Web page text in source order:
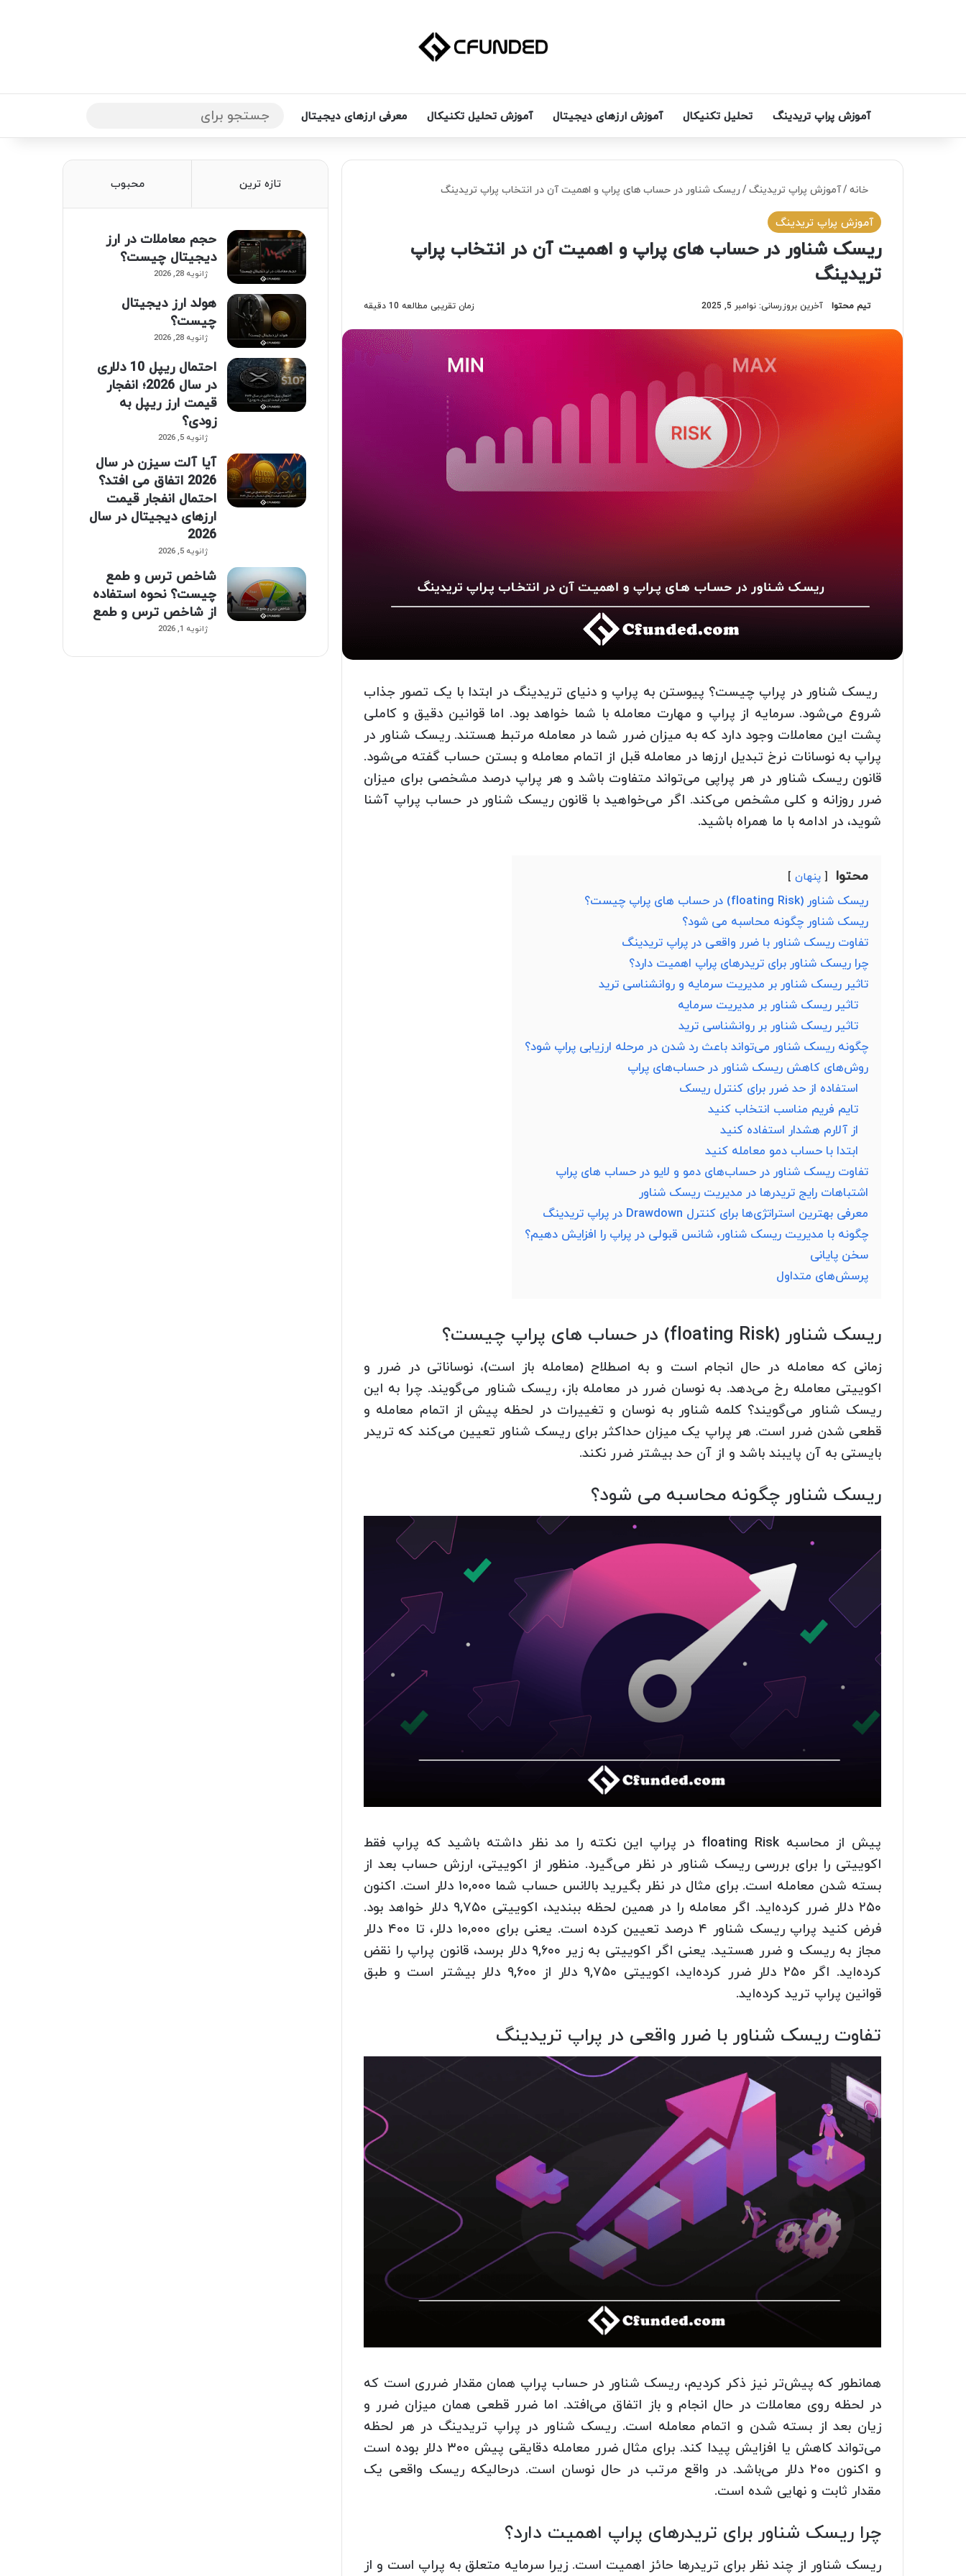
آموزش پراپ تریدینگ تحلیل تکنیکال آموزش ارزهای دیجیتال آموزش تحلیل تکنیکال معرفی ارزهای دیجیتال
برای
خانه/آموزش پراپ تریدینگ/ریسک شناور در حساب‌ های پراپ و اهمیت آن در انتخاب پراپ تریدینگ
آموزش پراپ تریدینگ
ریسک شناور در حساب‌ های پراپ و اهمیت آن در انتخاب پراپ
تریدینگ
تیم محتوا آخرین بروزرسانی: نوامبر 5, 2025 زمان تقریبی مطالعه 10 دقیقه
ریسک شناور در پراپ چیست؟ پیوستن به پراپ و دنیای تریدینگ در ابتدا با یک تصور جذاب
شروع می‌شود. سرمایه از پراپ و مهارت معامله با شما خواهد بود. اما قوانین دقیق و کاملی
پشت این معاملات وجود دارد که به میزان ضرر شما در معامله مرتبط هستند. ریسک شناور در
پراپ به نوسانات نرخ تبدیل ارزها در معامله قبل از اتمام معامله و بستن حساب گفته می‌شود.
قانون ریسک شناور در هر پراپی می‌تواند متفاوت باشد و هر پراپ درصد مشخصی برای میزان
ضرر روزانه و کلی مشخص می‌کند. اگر می‌خواهید با قانون ریسک شناور در حساب پراپ آشنا
شوید، در ادامه با ما همراه باشید.
محتوا پنهان
ریسک شناور (floating Risk) در حساب های پراپ چیست؟
ریسک شناور چگونه محاسبه می شود؟
تفاوت ریسک شناور با ضرر واقعی در پراپ تریدینگ
چرا ریسک شناور برای تریدرهای پراپ اهمیت دارد؟
تاثیر ریسک شناور بر مدیریت سرمایه و روانشناسی ترید
تاثیر ریسک شناور بر مدیریت سرمایه
تاثیر ریسک شناور بر روانشناسی ترید
چگونه ریسک شناور می‌تواند باعث رد شدن در مرحله ارزیابی پراپ شود؟
روش‌های کاهش ریسک شناور در حساب‌های پراپ
استفاده از حد ضرر برای کنترل ریسک
تایم فریم مناسب انتخاب کنید
از آلارم هشدار استفاده کنید
ابتدا با حساب دمو معامله کنید
تفاوت ریسک شناور در حساب‌های دمو و لایو در حساب های پراپ
اشتباهات رایج تریدرها در مدیریت ریسک شناور
معرفی بهترین استراتژی‌ها برای کنترل Drawdown در پراپ تریدینگ
چگونه با مدیریت ریسک شناور، شانس قبولی در پراپ را افزایش دهیم؟
سخن پایانی
پرسش‌های متداول
ریسک شناور (floating Risk) در حساب های پراپ چیست؟
زمانی که معامله در حال انجام است و به اصطلاح (معامله باز است)، نوساناتی در ضرر و
اکوییتی معامله رخ می‌دهد. به نوسان ضرر در معامله باز، ریسک شناور می‌گویند. چرا به این
ریسک شناور می‌گویند؟ کلمه شناور به نوسان و تغییرات در لحظه پیش از اتمام معامله و
قطعی شدن ضرر است. هر پراپ یک میزان حداکثر برای ریسک شناور تعیین می‌کند که تریدر
بایستی به آن پایبند باشد و از آن حد بیشتر ضرر نکند.
ریسک شناور چگونه محاسبه می شود؟
پیش از محاسبه floating Risk در پراپ این نکته را مد نظر داشته باشید که پراپ فقط
اکوییتی را برای بررسی ریسک شناور در نظر می‌گیرد. منظور از اکوییتی، ارزش حساب بعد از
بسته شدن معامله است. برای مثال در نظر بگیرید بالانس حساب شما ۱۰,۰۰۰ دلار است. اکنون
۲۵۰ دلار ضرر کرده‌اید. اگر معامله را در همین لحظه ببندید، اکوییتی ۹,۷۵۰ دلار خواهد بود.
فرض کنید پراپ ریسک شناور ۴ درصد تعیین کرده است. یعنی برای ۱۰,۰۰۰ دلار، تا ۴۰۰ دلار
مجاز به ریسک و ضرر هستید. یعنی اگر اکوییتی به زیر ۹,۶۰۰ دلار برسد، قانون پراپ را نقض
کرده‌اید. اگر ۲۵۰ دلار ضرر کرده‌اید، اکوییتی ۹,۷۵۰ دلار از ۹,۶۰۰ دلار بیشتر است و طبق
قوانین پراپ ترید کرده‌اید.
تفاوت ریسک شناور با ضرر واقعی در پراپ تریدینگ
همانطور که پیش‌تر نیز ذکر کردیم، ریسک شناور در حساب پراپ همان مقدار ضرری است که
در لحظه روی معاملات در حال انجام و باز اتفاق می‌افتد. اما ضرر قطعی همان میزان ضرر و
زیان بعد از بسته شدن و اتمام معامله است. ریسک شناور در پراپ تریدینگ در هر لحظه
می‌تواند کاهش یا افزایش پیدا کند. برای مثال ضرر معامله دقایقی پیش ۳۰۰ دلار بوده است
و اکنون ۲۰۰ دلار می‌باشد. در واقع مرتب در حال نوسان است. درحالیکه ریسک واقعی یک
مقدار ثابت و نهایی شده است.
چرا ریسک شناور برای تریدرهای پراپ اهمیت دارد؟
ریسک شناور از چند نظر برای تریدرها حائز اهمیت است. زیرا سرمایه متعلق به پراپ است و از
تازه ترین محبوب
حجم معاملات در ارز
دیجیتال چیست؟
ژانویه 28, 2026
هولد ارز دیجیتال
چیست؟
ژانویه 28, 2026
احتمال ریپل 10 دلاری
در سال 2026؛ انفجار
قیمت ارز ریپل به
زودی؟
ژانویه 5, 2026
آیا آلت سیزن در سال
2026 اتفاق می افتد؟
احتمال انفجار قیمت
ارزهای دیجیتال در سال
2026
ژانویه 5, 2026
شاخص ترس و طمع
چیست؟ نحوه استفاده
از شاخص ترس و طمع
ژانویه 1, 2026